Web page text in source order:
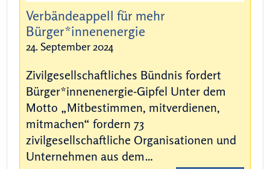
Verbändeappell für mehr
Bürger*innenenergie
24. September 2024
Zivilgesellschaftliches Bündnis fordert
Bürger*innenenergie-Gipfel Unter dem
Motto „Mitbestimmen, mitverdienen,
mitmachen“ fordern 73
zivilgesellschaftliche Organisationen und
Unternehmen aus dem…